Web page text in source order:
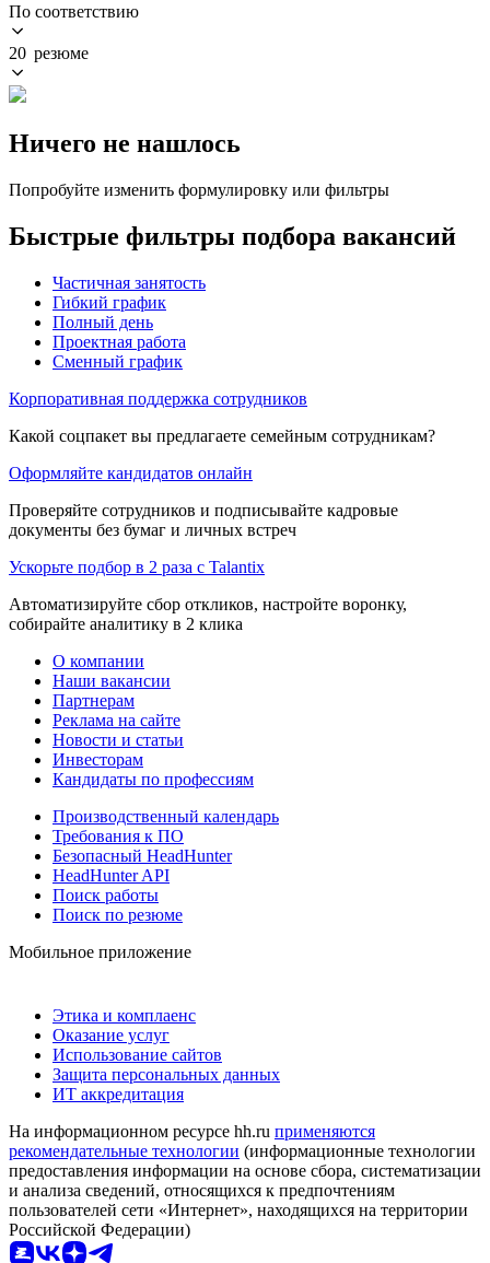
По соответствию
20 резюме
Ничего не нашлось
Попробуйте изменить формулировку или фильтры
Быстрые фильтры подбора вакансий
Частичная занятость
Гибкий график
Полный день
Проектная работа
Сменный график
Корпоративная поддержка сотрудников
Какой соцпакет вы предлагаете семейным сотрудникам?
Оформляйте кандидатов онлайн
Проверяйте сотрудников и подписывайте кадровые
документы без бумаг и личных встреч
Ускорьте подбор в 2 раза с Talantix
Автоматизируйте сбор откликов, настройте воронку,
собирайте аналитику в 2 клика
О компании
Наши вакансии
Партнерам
Реклама на сайте
Новости и статьи
Инвесторам
Кандидаты по профессиям
Производственный календарь
Требования к ПО
Безопасный HeadHunter
HeadHunter API
Поиск работы
Поиск по резюме
Мобильное приложение
Этика и комплаенс
Оказание услуг
Использование сайтов
Защита персональных данных
ИТ аккредитация
На информационном ресурсе hh.ru применяются
рекомендательные технологии (информационные технологии
предоставления информации на основе сбора, систематизации
и анализа сведений, относящихся к предпочтениям
пользователей сети «Интернет», находящихся на территории
Российской Федерации)